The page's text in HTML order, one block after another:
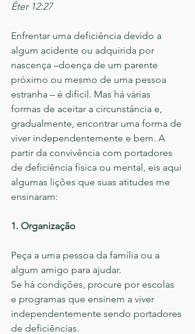
Éter 12:27
Enfrentar uma deficiência devido a
algum acidente ou adquirida por
nascença –doença de um parente
próximo ou mesmo de uma pessoa
estranha – é difícil. Mas há várias
formas de aceitar a circunstância e,
gradualmente, encontrar uma forma de
viver independentemente e bem. A
partir da convivência com portadores
de deficiência física ou mental, eis aqui
algumas lições que suas atitudes me
ensinaram:
1. Organização
Peça a uma pessoa da família ou a
algum amigo para ajudar.
Se há condições, procure por escolas
e programas que ensinem a viver
independentemente sendo portadores
de deficiências.